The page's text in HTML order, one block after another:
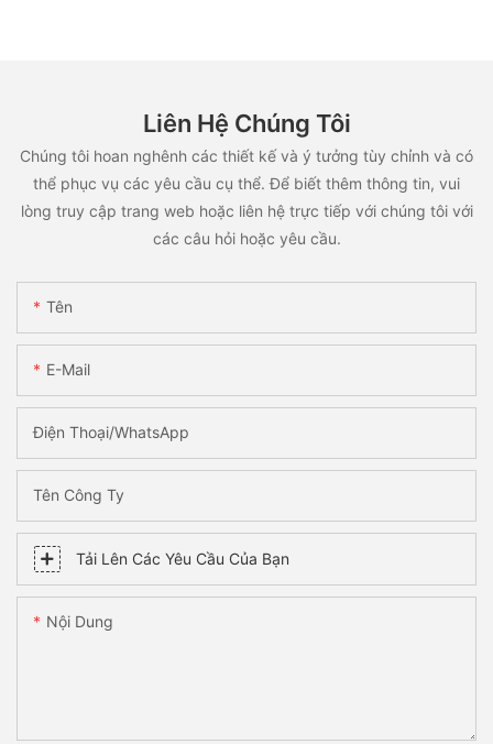
Liên Hệ Chúng Tôi
Chúng tôi hoan nghênh các thiết kế và ý tưởng tùy chỉnh và có
thể phục vụ các yêu cầu cụ thể. Để biết thêm thông tin, vui
lòng truy cập trang web hoặc liên hệ trực tiếp với chúng tôi với
các câu hỏi hoặc yêu cầu.
Tên
E-Mail
Điện Thoại/WhatsApp
Tên Công Ty
Tải Lên Các Yêu Cầu Của Bạn
Nội Dung